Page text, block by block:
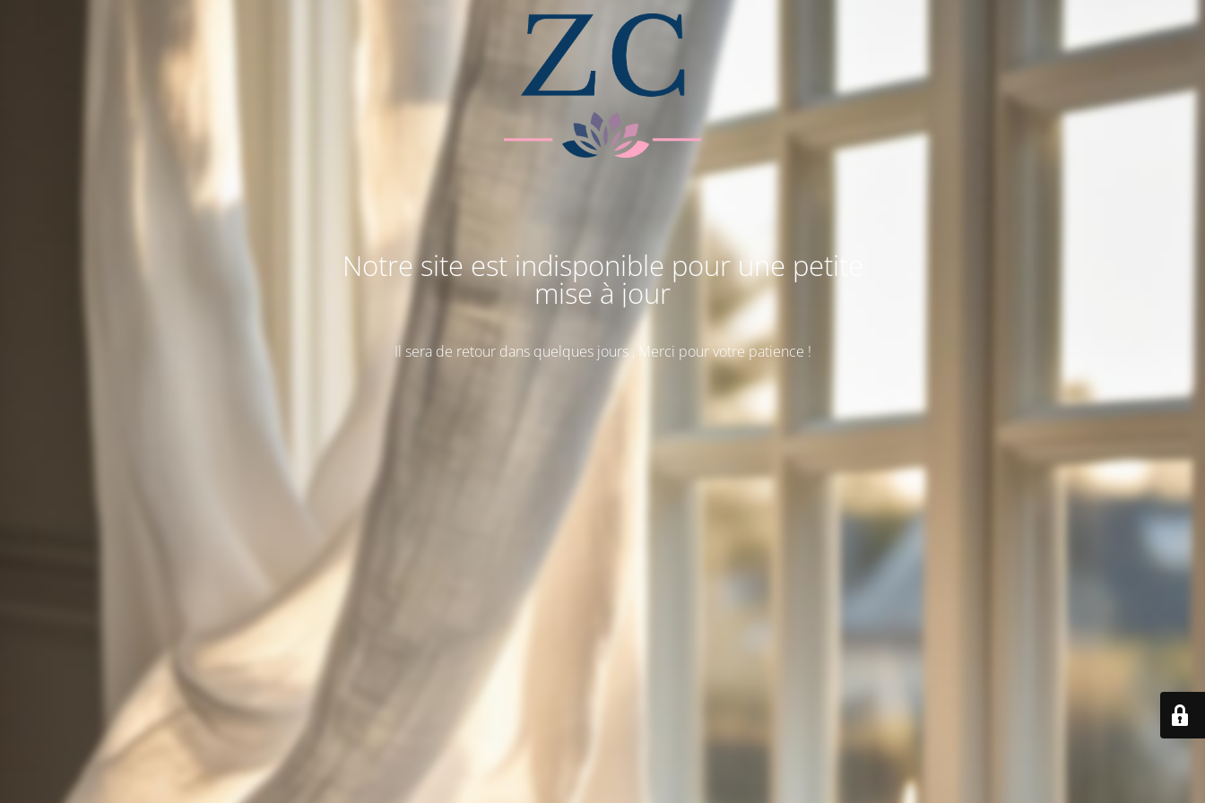
Notre site est indisponible pour une petite
mise à jour
Il sera de retour dans quelques jours , Merci pour votre patience !